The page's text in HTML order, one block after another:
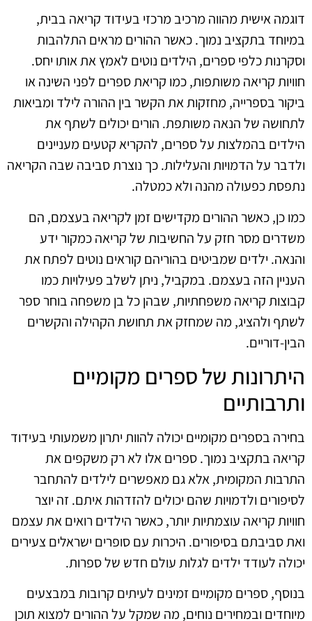
דוגמה אישית מהווה מרכיב מרכזי בעידוד קריאה בבית,
במיוחד בתקציב נמוך. כאשר ההורים מראים התלהבות
וסקרנות כלפי ספרים, הילדים נוטים לאמץ את אותו יחס.
חוויות קריאה משותפות, כמו קריאת ספרים לפני השינה או
ביקור בספרייה, מחזקות את הקשר בין ההורה לילד ומביאות
לתחושה של הנאה משותפת. הורים יכולים לשתף את
הילדים בהמלצות על ספרים, להקריא קטעים מעניינים
ולדבר על הדמויות והעלילות. כך נוצרת סביבה שבה הקריאה
נתפסת כפעולה מהנה ולא כמטלה.
כמו כן, כאשר ההורים מקדישים זמן לקריאה בעצמם, הם
משדרים מסר חזק על החשיבות של קריאה כמקור ידע
והנאה. ילדים שמביטים בהוריהם קוראים נוטים לפתח את
העניין הזה בעצמם. במקביל, ניתן לשלב פעילויות כמו
קבוצות קריאה משפחתיות, שבהן כל בן משפחה בוחר ספר
לשתף ולהציג, מה שמחזק את תחושת הקהילה והקשרים
הבין-דוריים.
היתרונות של ספרים מקומיים
ותרבותיים
בחירה בספרים מקומיים יכולה להוות יתרון משמעותי בעידוד
קריאה בתקציב נמוך. ספרים אלו לא רק משקפים את
התרבות המקומית, אלא גם מאפשרים לילדים להתחבר
לסיפורים ולדמויות שהם יכולים להזדהות איתם. זה יוצר
חוויות קריאה עוצמתיות יותר, כאשר הילדים רואים את עצמם
ואת סביבתם בסיפורים. היכרות עם סופרים ישראלים צעירים
יכולה לעודד ילדים לגלות עולם חדש של ספרות.
בנוסף, ספרים מקומיים זמינים לעיתים קרובות במבצעים
מיוחדים ובמחירים נוחים, מה שמקל על ההורים למצוא תוכן